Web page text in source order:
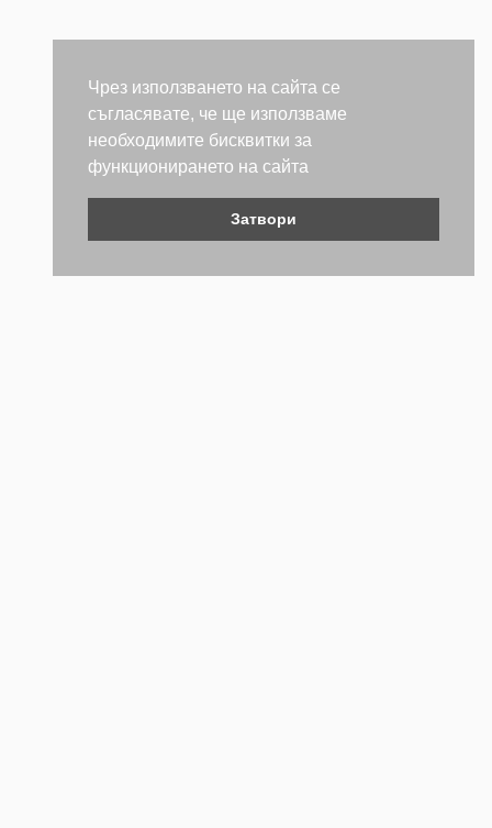
Чрез използването на сайта се
съгласявате, че ще използваме
необходимите бисквитки за
функционирането на сайта
Затвори